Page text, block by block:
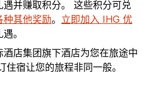
并赚取积分。 这些积分可兑
种其他奖励。 立即加入 IHG 优
。
店集团旗下酒店为您在旅途中
宿让您的旅程非同一般。